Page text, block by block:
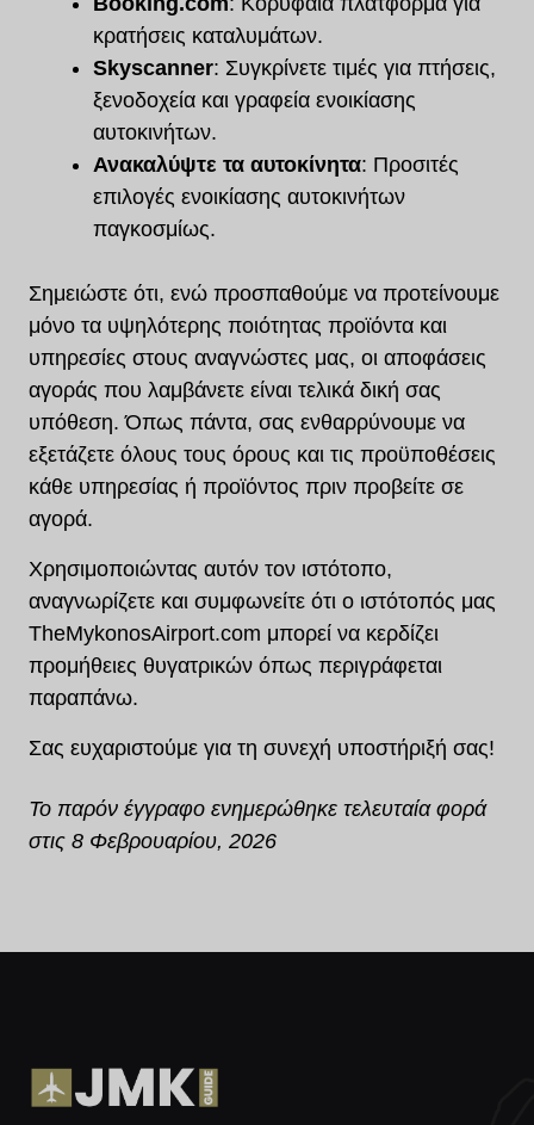
κρατήσεις καταλυμάτων.
Skyscanner: Συγκρίνετε τιμές για πτήσεις,
ξενοδοχεία και γραφεία ενοικίασης
αυτοκινήτων.
Ανακαλύψτε τα αυτοκίνητα: Προσιτές
επιλογές ενοικίασης αυτοκινήτων
παγκοσμίως.
Σημειώστε ότι, ενώ προσπαθούμε να προτείνουμε
μόνο τα υψηλότερης ποιότητας προϊόντα και
υπηρεσίες στους αναγνώστες μας, οι αποφάσεις
αγοράς που λαμβάνετε είναι τελικά δική σας
υπόθεση. Όπως πάντα, σας ενθαρρύνουμε να
εξετάζετε όλους τους όρους και τις προϋποθέσεις
κάθε υπηρεσίας ή προϊόντος πριν προβείτε σε
αγορά.
Χρησιμοποιώντας αυτόν τον ιστότοπο,
αναγνωρίζετε και συμφωνείτε ότι ο ιστότοπός μας
TheMykonosAirport.com μπορεί να κερδίζει
προμήθειες θυγατρικών όπως περιγράφεται
παραπάνω.
Σας ευχαριστούμε για τη συνεχή υποστήριξή σας!
Το παρόν έγγραφο ενημερώθηκε τελευταία φορά
στις 8 Φεβρουαρίου, 2026